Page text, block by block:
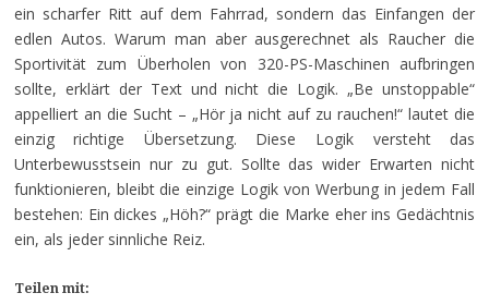
ein scharfer Ritt auf dem Fahrrad, sondern das Einfangen der
edlen Autos. Warum man aber ausgerechnet als Raucher die
Sportivität zum Überholen von 320-PS-Maschinen aufbringen
sollte, erklärt der Text und nicht die Logik. „Be unstoppable“
appelliert an die Sucht – „Hör ja nicht auf zu rauchen!“ lautet die
einzig richtige Übersetzung. Diese Logik versteht das
Unterbewusstsein nur zu gut. Sollte das wider Erwarten nicht
funktionieren, bleibt die einzige Logik von Werbung in jedem Fall
bestehen: Ein dickes „Höh?“ prägt die Marke eher ins Gedächtnis
ein, als jeder sinnliche Reiz.
Teilen mit: